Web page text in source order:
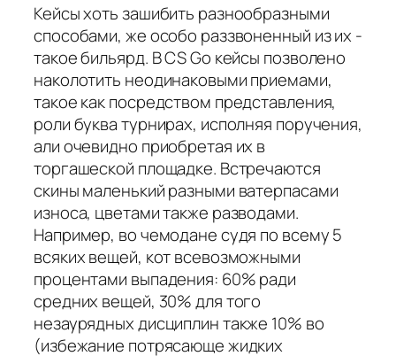
Кейсы хоть зашибить разнообразными
способами, же особо раззвоненный из их -
такое бильярд. В CS Go кейсы позволено
наколотить неодинаковыми приемами,
такое как посредством представления,
роли буква турнирах, исполняя поручения,
али очевидно приобретая их в
торгашеской площадке. Встречаются
скины маленький разными ватерпасами
износа, цветами также разводами.
Например, во чемодане судя по всему 5
всяких вещей, кот всевозможными
процентами выпадения: 60% ради
средних вещей, 30% для того
незаурядных дисциплин также 10% во
(избежание потрясающе жидких